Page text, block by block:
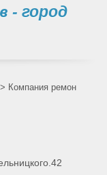
- город
> Компания ремон